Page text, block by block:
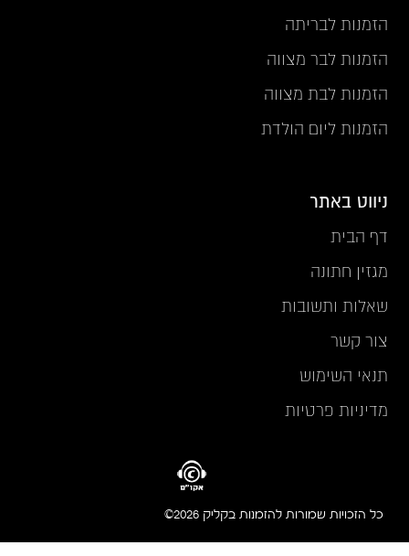
הזמנות לבריתה
הזמנות לבר מצווה
הזמנות לבת מצווה
הזמנות ליום הולדת
ניווט באתר
דף הבית
מגזין חתונה
שאלות ותשובות
צור קשר
תנאי השימוש
מדיניות פרטיות
כל הזכויות שמורות להזמנות בקליק 2026©